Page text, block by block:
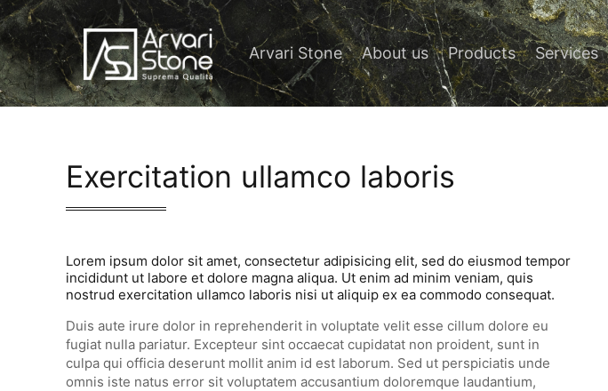
Arvari Stone About us Products Services
Exercitation ullamco laboris
Lorem ipsum dolor sit amet, consectetur adipisicing elit, sed do eiusmod tempor
incididunt ut labore et dolore magna aliqua. Ut enim ad minim veniam, quis
nostrud exercitation ullamco laboris nisi ut aliquip ex ea commodo consequat.
Duis aute irure dolor in reprehenderit in voluptate velit esse cillum dolore eu
fugiat nulla pariatur. Excepteur sint occaecat cupidatat non proident, sunt in
culpa qui officia deserunt mollit anim id est laborum. Sed ut perspiciatis unde
omnis iste natus error sit voluptatem accusantium doloremque laudantium,